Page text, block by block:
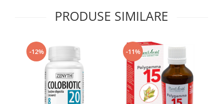
PRODUSE SIMILARE
-12% -11%